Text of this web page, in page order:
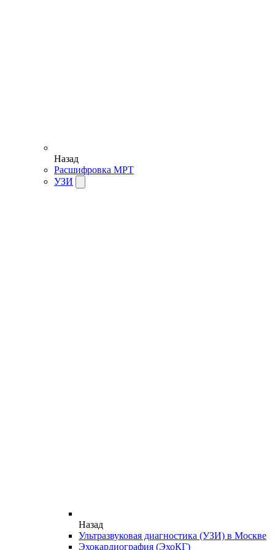
Назад
Расшифровка МРТ
УЗИ
Назад
Ультразвуковая диагностика (УЗИ) в Москве
Эхокардиография (ЭхоКГ)